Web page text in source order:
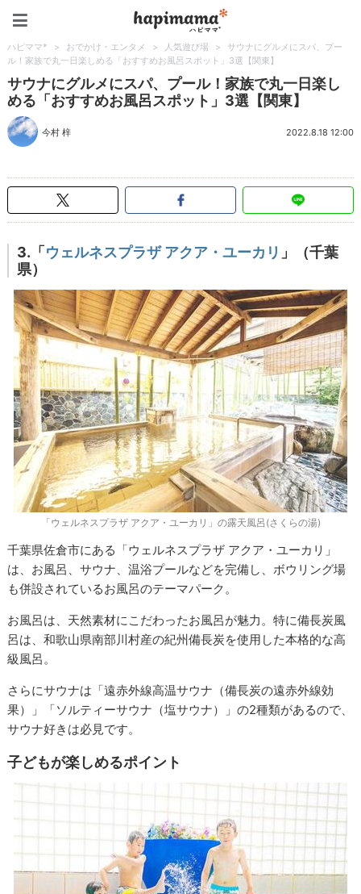
ハピママ* > おでかけ・エンタメ > 人気遊び場 >
サウナにグルメにスパ、プー
ル！家族で丸一日楽しめる「おすすめお風呂スポット」3選【関東】
サウナにグルメにスパ、プール！家族で丸一日楽し
める「おすすめお風呂スポット」3選【関東】
今村 梓 2022.8.18 12:00
3.「 ウェルネスプラザ アクア・ユーカリ 」（千葉
県）
「ウェルネスプラザ アクア・ユーカリ」の露天風呂(さくらの湯)
千葉県佐倉市にある「ウェルネスプラザ アクア・ユーカリ」
は、お風呂、サウナ、温浴プールなどを完備し、ボウリング場
も併設されているお風呂のテーマパーク。
お風呂は、天然素材にこだわったお風呂が魅力。特に備長炭風
呂は、和歌山県南部川村産の紀州備長炭を使用した本格的な高
級風呂。
さらにサウナは「遠赤外線高温サウナ（備長炭の遠赤外線効
果）」「ソルティーサウナ（塩サウナ）」の2種類があるので、
サウナ好きは必見です。
子どもが楽しめるポイント